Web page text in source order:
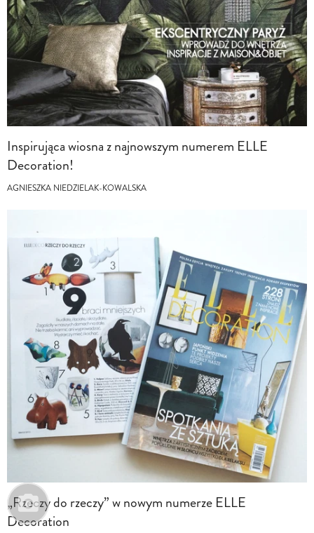
Inspirująca wiosna z najnowszym numerem ELLE
Decoration!
AGNIESZKA NIEDZIELAK-KOWALSKA
„Rzeczy do rzeczy” w nowym numerze ELLE
Decoration